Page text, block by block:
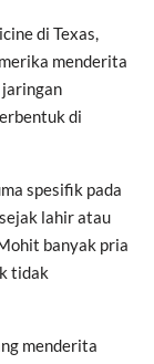
di Texas,
menderita
di
spesifik pada
lahir atau
banyak pria
tidak
menderita